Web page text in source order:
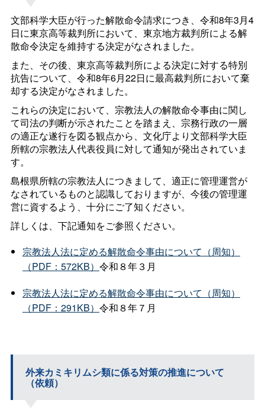
文部科学大臣が行った解散命令請求につき、令和8年3月4
日に東京高等裁判所において、東京地方裁判所による解
散命令決定を維持する決定がなされました。
また、その後、東京高等裁判所による決定に対する特別
抗告について、令和8年6月22日に最高裁判所において棄
却する決定がなされました。
これらの決定において、宗教法人の解散命令事由に関し
て司法の判断が示されたことを踏まえ、宗務行政の一層
の適正な遂行を図る観点から、文化庁より文部科学大臣
所轄の宗教法人代表役員に対して通知が発出されていま
す。
島根県所轄の宗教法人につきまして、適正に管理運営が
なされているものと認識しておりますが、今後の管理運
営に資するよう、十分にご了知ください。
詳しくは、下記通知をご参照ください。
宗教法人法に定める解散命令事由について（周知）
（PDF：572KB） 令和８年３月
宗教法人法に定める解散命令事由について（周知）
（PDF：291KB） 令和８年７月
外来カミキリムシ類に係る対策の推進について
（依頼）